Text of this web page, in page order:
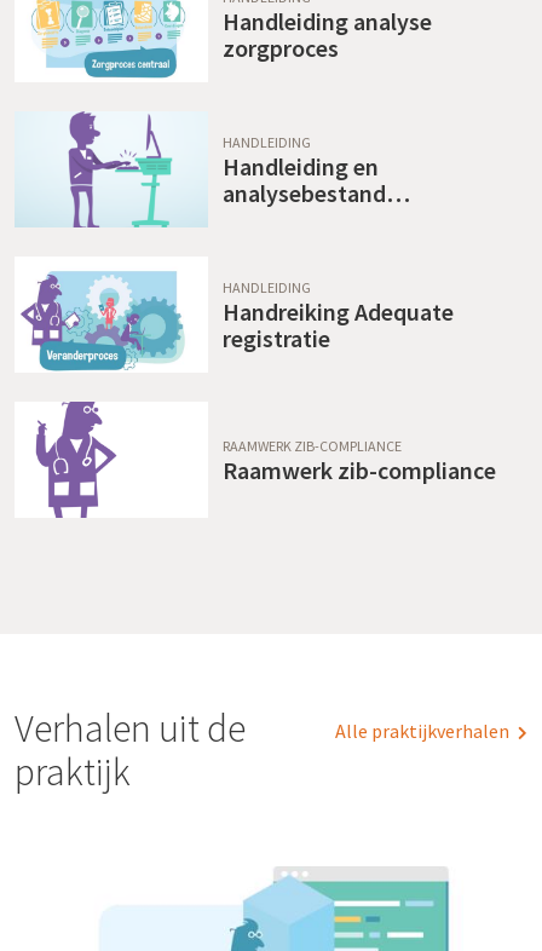
Handleiding analyse
zorgproces
HANDLEIDING
Handleiding en
analysebestand
HANDLEIDING
Handreiking Adequate
registratie
RAAMWERK ZIB-COMPLIANCE
Raamwerk zib-compliance
Alle praktijkverhalen
Verhalen uit de
praktijk